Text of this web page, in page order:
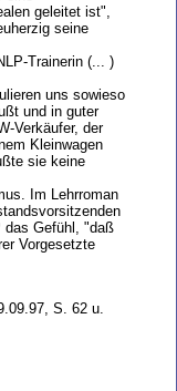
geleitet ist",
seine
Trainerin (... )
uns sowieso
und in guter
Verkäufer, der
Kleinwagen
sie keine
Im Lehrroman
das Gefühl, "daß
Vorgesetzte
S. 62 u.